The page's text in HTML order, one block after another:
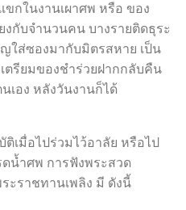
ขกในงานเผาศพ หรือ ของ
งกับจำนวนคน บางรายติดธุระ
ใส่ซองมากับมิตรสหาย เป็น
ตรียมของชำร่วยฝากกลับคืน
เอง หลังวันงานก็ได้
มื่อไปร่วมไว้อาลัย หรือไป
น้ำศพ การฟังพระสวด
ะราชทานเพลิง มี ดังนี้